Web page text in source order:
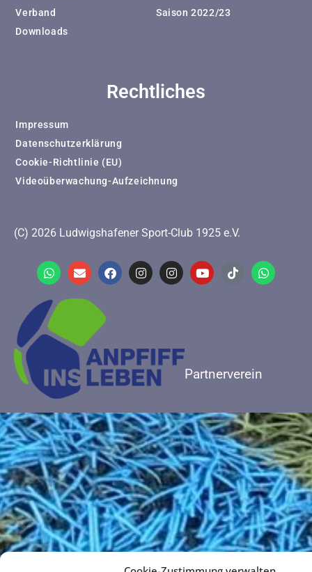
Verband
Downloads
Saison 2022/23
Rechtliches
Impressum
Datenschutzerklärung
Cookie-Richtlinie (EU)
Videoüberwachung-Aufzeichnung
(C) 2026 Ludwigshafener Sport-Club 1925 e.V.
Partnerverein